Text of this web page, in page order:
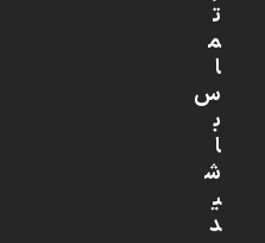
ت
م
ا
س
ب
ا
ش
ی
د